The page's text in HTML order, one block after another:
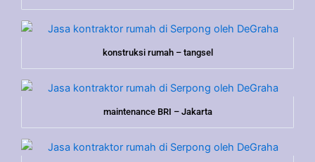
konstruksi rumah – tangsel
maintenance BRI – Jakarta